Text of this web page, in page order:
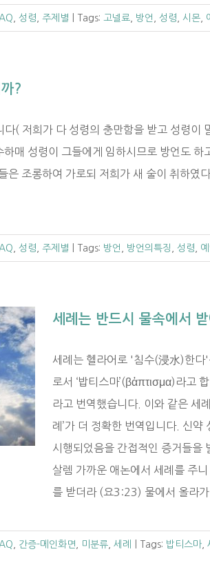
성령 주제별 Tags: 고넬료 방언 성령 시몬
?
( 저희가 다 성령의 충만함을 받고 성령이
매 성령이 그들에게 임하시므로 방언도
은 조롱하여 가로되 저희가 새 술이 취하였
성령 주제별 Tags: 방언 방언의특징 성령
세례는 반드시 물속에서
세례는 헬라어로 '침수(浸水)한다'
로서 ‘밥티스마’(βἀπτισμα)라고
라고 번역했습니다. 이와 같은 세
례’가 더 정확한 번역입니다. 신약
시행되었음을 간접적인 증거들을
살렘 가까운 애논에서 세례를 주
를 받더라 (요3:23) 물에서 올라
간증-메인화면 미분류 세례 Tags: 밥티스마